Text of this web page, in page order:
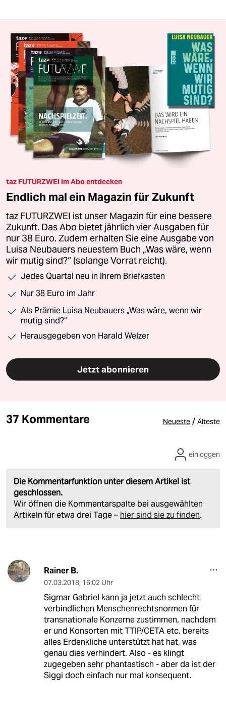
taz FUTURZWEI im Abo entdecken
Endlich mal ein Magazin für Zukunft
taz FUTURZWEI ist unser Magazin für eine bessere
Zukunft. Das Abo bietet jährlich vier Ausgaben für
nur 38 Euro. Zudem erhalten Sie eine Ausgabe von
Luisa Neubauers neuestem Buch „Was wäre, wenn
wir mutig sind?“ (solange Vorrat reicht).
Jedes Quartal neu in Ihrem Briefkasten
Nur 38 Euro im Jahr
Als Prämie Luisa Neubauers „Was wäre, wenn wir
mutig sind?“
Herausgegeben von Harald Welzer
Jetzt abonnieren
37 Kommentare Neueste / Älteste
Die Kommentarfunktion unter diesem Artikel ist
geschlossen.
Wir öffnen die Kommentarspalte bei ausgewählten
Artikeln für etwa drei Tage – hier sind sie zu finden.
einloggen
Rainer B.
07.03.2018, 16:02 Uhr
Sigmar Gabriel kann ja jetzt auch schlecht
verbindlichen Menschenrechtsnormen für
transnationale Konzerne zustimmen, nachdem
er und Konsorten mit TTIP/CETA etc. bereits
alles Erdenkliche unterstützt hat hat, was
genau dies verhindert. Also - es klingt
zugegeben sehr phantastisch - aber da ist der
Siggi doch einfach nur mal konsequent.